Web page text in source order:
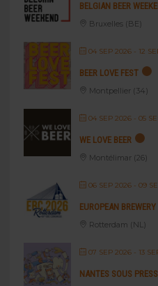
BELGIAN BEER
Bruxelles (BE)
04 SEP 2026- 12
BEER LOVE FEST
Montpellier (34)
04 SEP 2026- 05
WE LOVE BEER
Montélimar (26)
06 SEP 2026- 09
EUROPEAN
Rotterdam (NL)
07 SEP 2026- 13
NANTES SOUS